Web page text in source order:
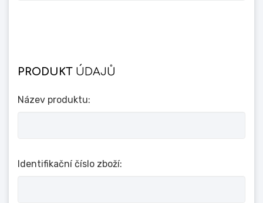
PRODUKT ÚDAJŮ
Název produktu:
Identifikační číslo zboží: